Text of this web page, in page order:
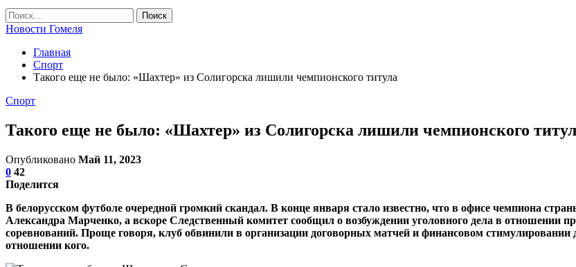
Новости Гомеля
Главная
Спорт
Такого еще не было: «Шахтер» из Солигорска лишили чемпионского титула
Спорт
Такого еще не было: «Шахтер» из Солигорска лишили чемпионского
Опубликовано Май 11, 2023
0 42
Поделится
В белорусском футболе очередной громкий скандал. В конце января стало известно, что в офисе чемпиона
Александра Марченко, а вскоре Следственный комитет сообщил о возбуждении уголовного дела в отношении
соревнований. Проще говоря, клуб обвинили в организации договорных матчей и финансовом стимулировании
отношении кого.